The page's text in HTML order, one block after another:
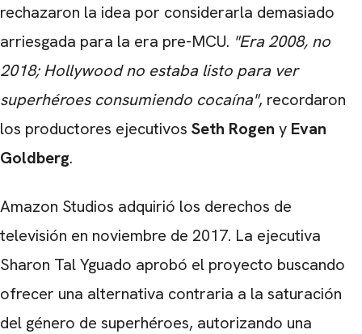
rechazaron la idea por considerarla demasiado
arriesgada para la era pre-MCU. "Era 2008, no
2018; Hollywood no estaba listo para ver
superhéroes consumiendo cocaína", recordaron
los productores ejecutivos Seth Rogen y Evan
Goldberg.
Amazon Studios adquirió los derechos de
televisión en noviembre de 2017. La ejecutiva
Sharon Tal Yguado aprobó el proyecto buscando
ofrecer una alternativa contraria a la saturación
del género de superhéroes, autorizando una